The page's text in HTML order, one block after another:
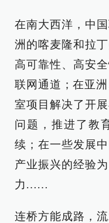
在南大西洋，中
洲的喀麦隆和拉
高可靠性、高安
联网通道；在亚
室项目解决了开
问题，推进了教
续；在一些发展
产业振兴的经验
力……
连桥方能成路，